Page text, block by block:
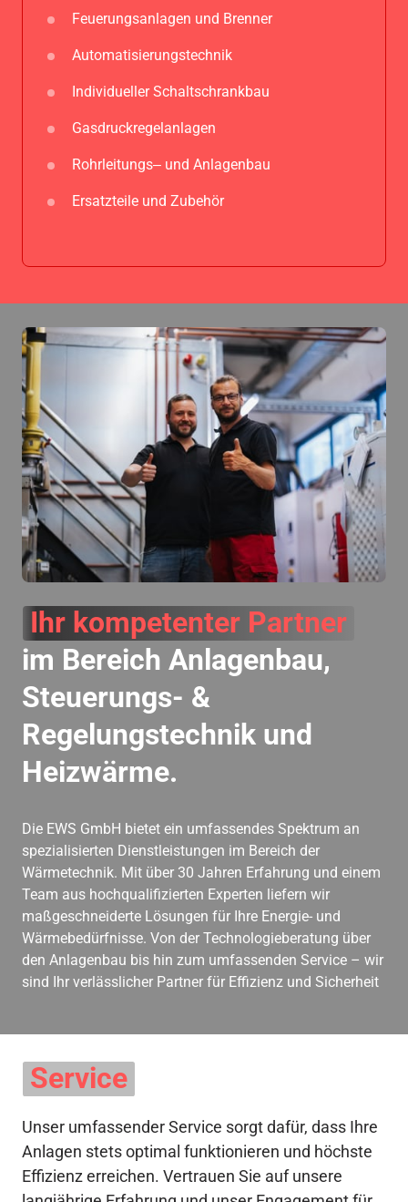
Feuerungsanlagen und Brenner
Automatisierungstechnik
Individueller Schaltschrankbau
Gasdruckregelanlagen
Rohrleitungs‒ und Anlagenbau
Ersatzteile und Zubehör
Ihr kompetenter Partner
im Bereich Anlagenbau,
Steuerungs- &
Regelungstechnik und
Heizwärme.
Die EWS GmbH bietet ein umfassendes Spektrum an
spezialisierten Dienstleistungen im Bereich der
Wärmetechnik. Mit über 30 Jahren Erfahrung und einem
Team aus hochqualifizierten Experten liefern wir
maßgeschneiderte Lösungen für Ihre Energie- und
Wärmebedürfnisse. Von der Technologieberatung über
den Anlagenbau bis hin zum umfassenden Service – wir
sind Ihr verlässlicher Partner für Effizienz und Sicherheit
Service
Unser umfassender Service sorgt dafür, dass Ihre
Anlagen stets optimal funktionieren und höchste
Effizienz erreichen. Vertrauen Sie auf unsere